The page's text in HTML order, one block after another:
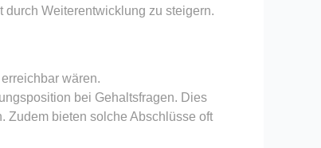
Weiterentwicklung zu steigern.
wären.
bei Gehaltsfragen. Dies
Zudem bieten solche Abschlüsse oft